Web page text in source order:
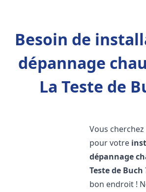
Besoin de
dépannage
La Teste de
Vous
pour votre
dépannage
Teste de Buch
bon endroit !